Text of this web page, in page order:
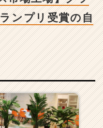
ンプリ受賞の自